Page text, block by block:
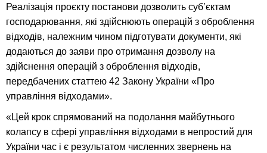
Реалізація проєкту постанови дозволить суб’єктам
господарювання, які здійснюють операцій з оброблення
відходів, належним чином підготувати документи, які
додаються до заяви про отримання дозволу на
здійснення операцій з оброблення відходів,
передбачених статтею 42 Закону України «Про
управління відходами».
«Цей крок спрямований на подолання майбутнього
колапсу в сфері управління відходами в непростий для
України час і є результатом численних звернень на